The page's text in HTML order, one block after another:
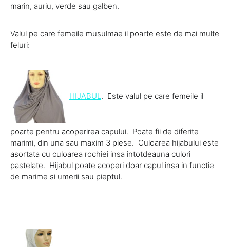
marin, auriu, verde sau galben.
Valul pe care femeile musulmae il poarte este de mai multe
feluri:
HIJABUL . Este valul pe care femeile il
poarte pentru acoperirea capului. Poate fii de diferite
marimi, din una sau maxim 3 piese. Culoarea hijabului este
asortata cu culoarea rochiei insa intotdeauna culori
pastelate. Hijabul poate acoperi doar capul insa in functie
de marime si umerii sau pieptul.